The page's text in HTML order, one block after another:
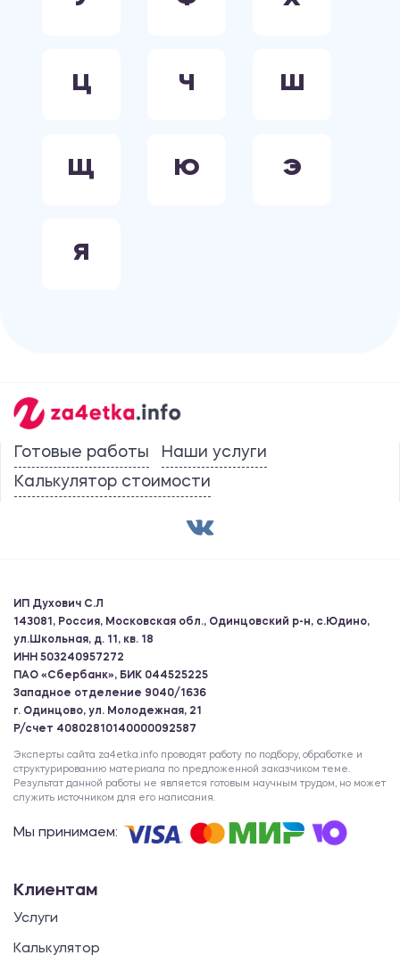
Ц Ч Ш
Щ Ю Э
Я
Готовые работы
Наши услуги
Калькулятор стоимости
ИП Духович С.Л
143081, Россия, Московская обл., Одинцовский р-н, с.Юдино,
ул.Школьная, д. 11, кв. 18
ИНН 503240957272
ПАО «Сбербанк», БИК 044525225
Западное отделение 9040/1636
г. Одинцово, ул. Молодежная, 21
Р/счет 40802810140000092587
Эксперты сайта za4etka.info проводят работу по подбору, обработке и
структурированию материала по предложенной заказчиком теме.
Результат данной работы не является готовым научным трудом, но может
служить источником для его написания.
Мы принимаем:
Клиентам
Услуги
Калькулятор